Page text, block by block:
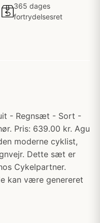
365 dages
fortrydelsesret
- Regnsæt - Sort -
Pris: 639.00 kr. Agu
moderne cyklist,
Dette sæt er
Cykelpartner.
kan være genereret